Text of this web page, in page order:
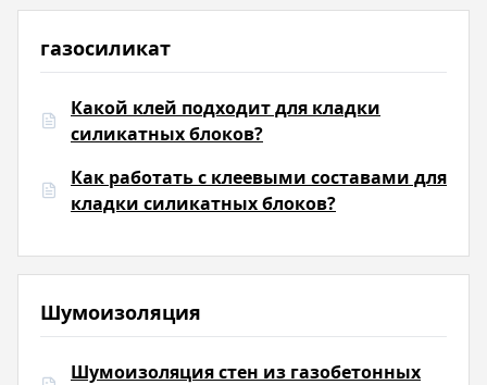
газосиликат
Какой клей подходит для кладки
силикатных блоков?
Как работать с клеевыми составами для
кладки силикатных блоков?
Шумоизоляция
Шумоизоляция стен из газобетонных